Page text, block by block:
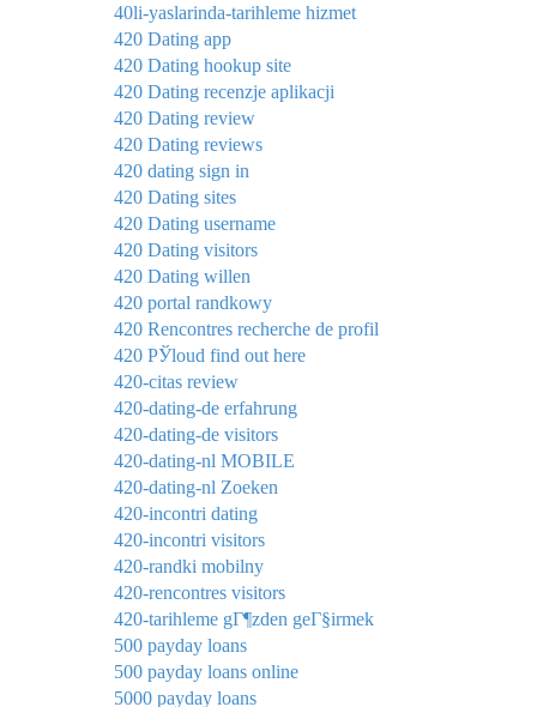
40li-yaslarinda-tarihleme hizmet
420 Dating app
420 Dating hookup site
420 Dating recenzje aplikacji
420 Dating review
420 Dating reviews
420 dating sign in
420 Dating sites
420 Dating username
420 Dating visitors
420 Dating willen
420 portal randkowy
420 Rencontres recherche de profil
420 РЎloud find out here
420-citas review
420-dating-de erfahrung
420-dating-de visitors
420-dating-nl MOBILE
420-dating-nl Zoeken
420-incontri dating
420-incontri visitors
420-randki mobilny
420-rencontres visitors
420-tarihleme gГ¶zden geГ§irmek
500 payday loans
500 payday loans online
5000 payday loans